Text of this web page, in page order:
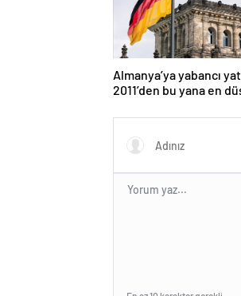
Almanya’ya yabancı
2011’den bu yana en